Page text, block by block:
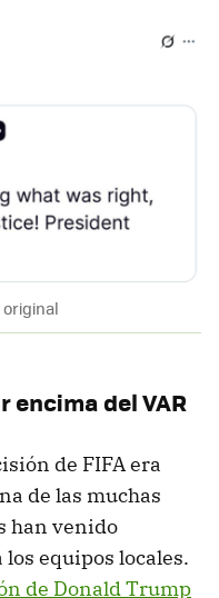
original
encima del VAR
de FIFA era
de las muchas
han venido
equipos locales.
de Donald Trump